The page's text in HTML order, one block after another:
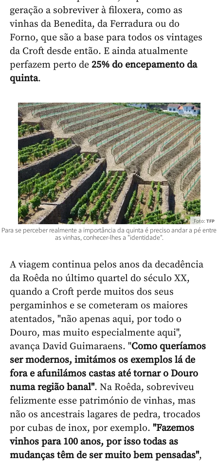
geração a sobreviver à filoxera, como as
vinhas da Benedita, da Ferradura ou do
Forno, que são a base para todos os vintages
da Croft desde então. E ainda atualmente
perfazem perto de 25% do encepamento da
quinta.
Para se perceber realmente a importância da quinta é preciso andar a pé entre
as vinhas, conhecer-lhes a "identidade".
Foto: TFP
A viagem continua pelos anos da decadência
da Roêda no último quartel do século XX,
quando a Croft perde muitos dos seus
pergaminhos e se cometeram os maiores
atentados, "não apenas aqui, por todo o
Douro, mas muito especialmente aqui",
avança David Guimaraens. "Como queríamos
ser modernos, imitámos os exemplos lá de
fora e afunilámos castas até tornar o Douro
numa região banal". Na Roêda, sobreviveu
felizmente esse património de vinhas, mas
não os ancestrais lagares de pedra, trocados
por cubas de inox, por exemplo. "Fazemos
vinhos para 100 anos, por isso todas as
mudanças têm de ser muito bem pensadas",